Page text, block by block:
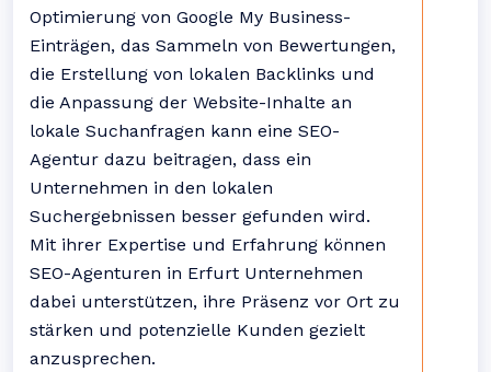
Optimierung von Google My Business-
Einträgen, das Sammeln von Bewertungen,
die Erstellung von lokalen Backlinks und
die Anpassung der Website-Inhalte an
lokale Suchanfragen kann eine SEO-
Agentur dazu beitragen, dass ein
Unternehmen in den lokalen
Suchergebnissen besser gefunden wird.
Mit ihrer Expertise und Erfahrung können
SEO-Agenturen in Erfurt Unternehmen
dabei unterstützen, ihre Präsenz vor Ort zu
stärken und potenzielle Kunden gezielt
anzusprechen.